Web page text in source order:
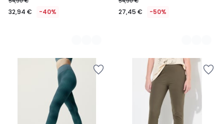
32,94 € -40% 27,45 € -50%